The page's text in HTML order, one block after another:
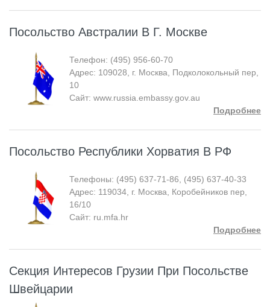
Посольство Австралии В Г. Москве
Телефон: (495) 956-60-70
Адрес: 109028, г. Москва, Подколокольный пер,
10
Сайт: www.russia.embassy.gov.au
Подробнее
Посольство Республики Хорватия В РФ
Телефоны: (495) 637-71-86, (495) 637-40-33
Адрес: 119034, г. Москва, Коробейников пер,
16/10
Сайт: ru.mfa.hr
Подробнее
Секция Интересов Грузии При Посольстве
Швейцарии